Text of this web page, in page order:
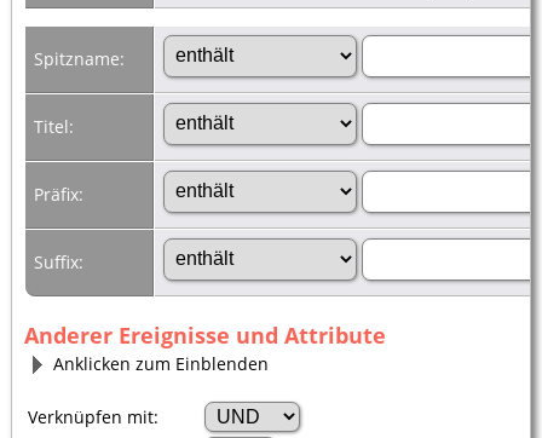
Spitzname:
Titel:
Präfix:
Suffix:
Anderer Ereignisse und Attribute
Anklicken zum Einblenden
Verknüpfen mit: